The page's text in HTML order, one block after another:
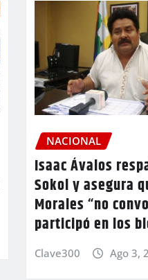
NACIONAL
Isaac Ávalos
Sokol y asegura
Morales “no
participó en los
Clave300 Ago 3,